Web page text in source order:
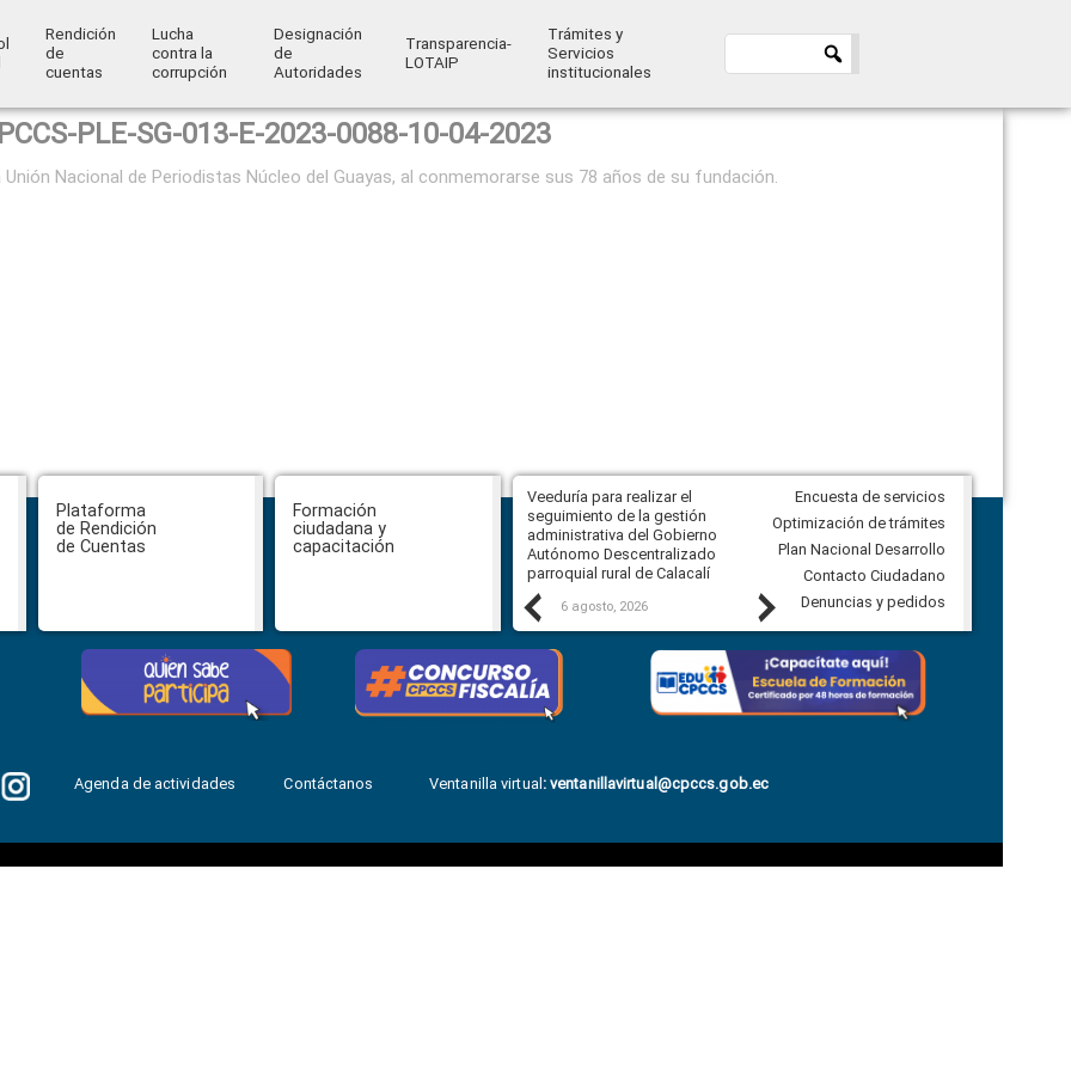
Rendición
de
cuentas
Lucha
contra la
corrupción
Designación
de
Autoridades
Transparencia-
LOTAIP
Trámites y
Servicios
institucionales
PLE-SG-013-E-2023-0088-10-04-2023
Nacional de Periodistas Núcleo del Guayas, al conmemorarse sus 78 años de su fundación.
Plataforma
de Rendición
de Cuentas
Formación
ciudadana y
capacitación
Previous
Hasta el 31 de julio se podrán
presentar impugnaciones en
contra de los postulantes al
concurso para designar Fiscal
Veeduría para realizar el
seguimiento de la gestión
administrativa del Gobierno
Autónomo Descentralizado
parroquial rural de Calacalí
6 agosto, 2026
Veeduría para vigilar los acuerdos,
derivados de la Audiencia Pública
comunidad Urbina, parroquia la
Carolina
5 agosto, 2026
Next
Encuesta de servicios
Optimización de trámites
Plan Nacional Desarrollo
Contacto Ciudadano
Denuncias y pedidos
Agenda de actividades Contáctanos Ventanilla virtual:ventanillavirtual@cpccs.gob.ec